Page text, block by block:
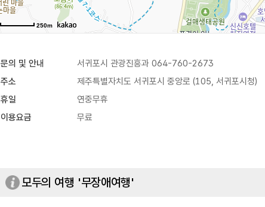
250m
문의 및 안내 서귀포시 관광진흥과 064-760-2673
주소
제주특별자치도 서귀포시 중앙로 (105, 서귀포시청)
휴일
연중무휴
이용요금
무료
모두의 여행 '무장애여행'